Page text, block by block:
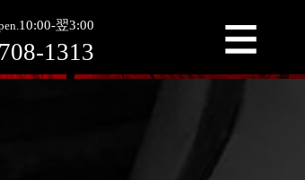
10:00-翌3:00
1313